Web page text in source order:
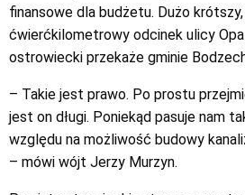
finansowe dla budżetu. Dużo
ćwierćkilometrowy odcinek ulicy
ostrowiecki przekaże gminie
– Takie jest prawo. Po prostu
jest on długi. Poniekąd pasuje nam
względu na możliwość budowy
– mówi wójt Jerzy Murzyn.